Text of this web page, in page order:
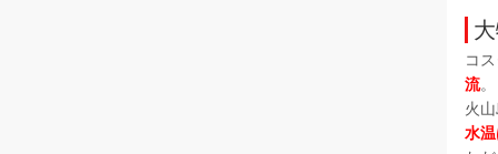
コ
流。
火
水